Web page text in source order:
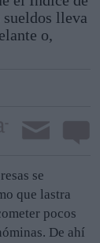
lleva
o,
se
que lastra
pocos
De ahí